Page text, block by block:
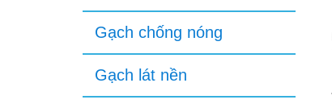
Gạch chống nóng
Gạch lát nền